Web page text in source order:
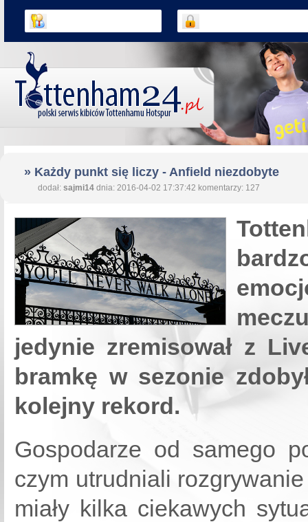
» Każdy punkt się liczy - Anfield niezdobyte
dodał: sajmi14 dnia: 2016-04-02 17:37:42 komentarzy: 127
jedynie zremisował z
bramkę w sezonie
kolejny rekord.
Gospodarze od samego
czym utrudniali
miały kilka ciekawych